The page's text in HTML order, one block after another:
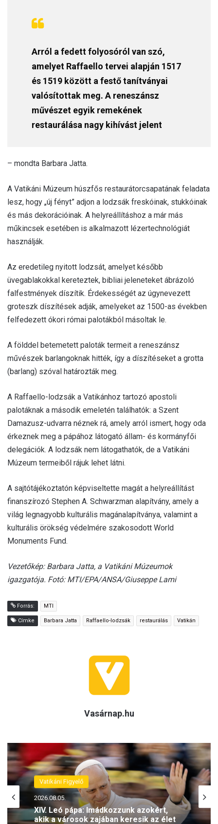
Arról a fedett folyosóról van szó,
amelyet Raffaello tervei alapján 1517
és 1519 között a festő tanítványai
valósítottak meg. A reneszánsz
művészet egyik remekének
restaurálása nagy kihívást jelent
– mondta Barbara Jatta.
A Vatikáni Múzeum húszfős restaurátorcsapatának feladata
lesz, hogy „új fényt” adjon a lodzsák freskóinak, stukkóinak
és más dekorációinak. A helyreállításhoz a már más
műkincsek esetében is alkalmazott lézertechnológiát
használják.
Az eredetileg nyitott lodzsát, amelyet később
üvegablakokkal kereteztek, bibliai jeleneteket ábrázoló
falfestmények díszítik. Érdekességét az úgynevezett
groteszk díszítések adják, amelyeket az 1500-as években
felfedezett ókori római palotákból másoltak le.
A földdel betemetett paloták termeit a reneszánsz
művészek barlangoknak hitték, így a díszítéseket a grotta
(barlang) szóval határozták meg.
A Raffaello-lodzsák a Vatikánhoz tartozó apostoli
palotáknak a második emeletén találhatók: a Szent
Damazusz-udvarra néznek rá, amely arról ismert, hogy oda
érkeznek meg a pápához látogató állam- és kormányfői
delegációk. A lodzsák nem látogathatók, de a Vatikáni
Múzeum termeiből rájuk lehet látni.
A sajtótájékoztatón képviseltette magát a helyreállítást
finanszírozó Stephen A. Schwarzman alapítvány, amely a
világ legnagyobb kulturális magánalapítványa, valamint a
kulturális örökség védelmére szakosodott World
Monuments Fund.
Vezetőkép: Barbara Jatta, a Vatikáni Múzeumok
igazgatója. Fotó: MTI/EPA/ANSA/Giuseppe Lami
Forrás: MTI
Címke Barbara Jatta Raffaello-lodzsák restaurálás Vatikán
Vasárnap.hu
Vatikáni Figyelő
2026.08.05.
Vatikáni Figyelő
2026.08.05.